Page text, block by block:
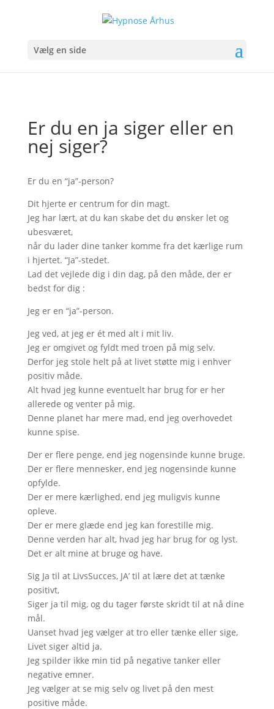
Vælg en side
Er du en ja siger eller en
nej siger?
Er du en “ja”-person?
Dit hjerte er centrum for din magt.
Jeg har lært, at du kan skabe det du ønsker let og
ubesværet,
når du lader dine tanker komme fra det kærlige rum
i hjertet. “Ja”-stedet.
Lad det vejlede dig i din dag, på den måde, der er
bedst for dig :
Jeg er en “ja”-person.
Jeg ved, at jeg er ét med alt i mit liv.
Jeg er omgivet og fyldt med troen på mig selv.
Derfor jeg stole helt på at livet støtte mig i enhver
positiv måde.
Alt hvad jeg kunne eventuelt har brug for er her
allerede og venter på mig.
Denne planet har mere mad, end jeg overhovedet
kunne spise.
Der er flere penge, end jeg nogensinde kunne bruge.
Der er flere mennesker, end jeg nogensinde kunne
opfylde.
Der er mere kærlighed, end jeg muligvis kunne
opleve.
Der er mere glæde end jeg kan forestille mig.
Denne verden har alt, hvad jeg har brug for og lyst.
Det er alt mine at bruge og have.
Sig Ja til at LivsSucces, JA’ til at lære det at tænke
positivt,
Siger ja til mig, og du tager første skridt til at nå dine
mål.
Uanset hvad jeg vælger at tro eller tænke eller sige,
Livet siger altid ja.
Jeg spilder ikke min tid på negative tanker eller
negative emner.
Jeg vælger at se mig selv og livet på den mest
positive måde.